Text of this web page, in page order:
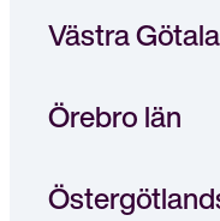
Västra
Örebro län